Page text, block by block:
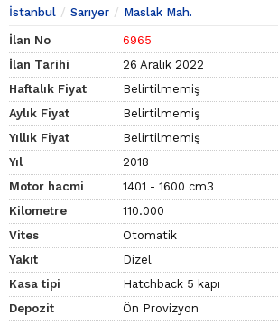
İstanbul Sarıyer Maslak Mah.
İlan No
6965
İlan Tarihi
26 Aralık 2022
Haftalık Fiyat
Belirtilmemiş
Aylık Fiyat
Belirtilmemiş
Yıllık Fiyat
Belirtilmemiş
Yıl
2018
Motor hacmi
1401 - 1600 cm3
Kilometre
110.000
Vites
Otomatik
Yakıt
Dizel
Kasa tipi
Hatchback 5 kapı
Depozit
Ön Provizyon